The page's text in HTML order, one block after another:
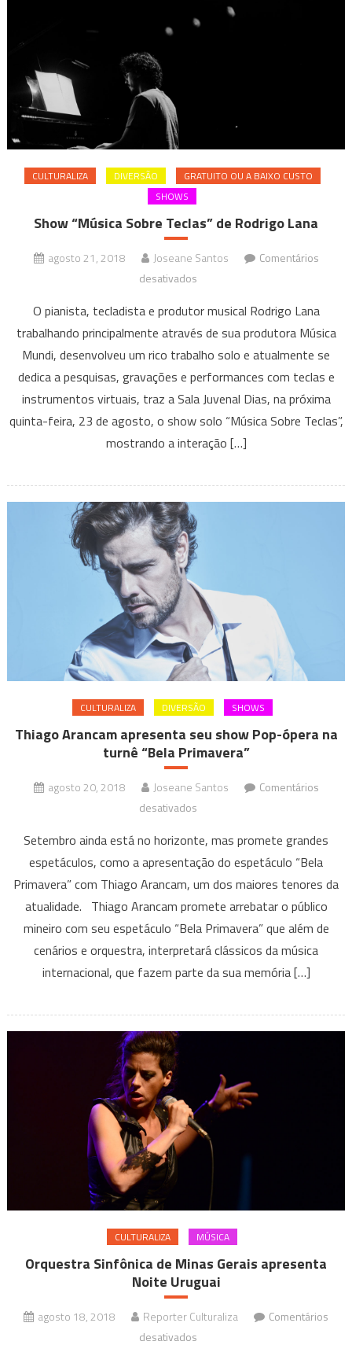
CULTURALIZA DIVERSÃO
GRATUITO OU A BAIXO CUSTO
SHOWS
Show “Música Sobre Teclas” de Rodrigo Lana
agosto 21, 2018 Joseane Santos
Comentários
desativados
“Música
Sobre
Teclas”
de
Rodrigo
Lana
O pianista, tecladista e produtor musical Rodrigo Lana
trabalhando principalmente através de sua produtora Música
Mundi, desenvolveu um rico trabalho solo e atualmente se
dedica a pesquisas, gravações e performances com teclas e
instrumentos virtuais, traz a Sala Juvenal Dias, na próxima
quinta-feira, 23 de agosto, o show solo “Música Sobre Teclas”,
mostrando a interação […]
CULTURALIZA DIVERSÃO SHOWS
Thiago Arancam apresenta seu show Pop-ópera na
turnê “Bela Primavera”
agosto 20, 2018 Joseane Santos
Comentários
desativados
Arancam
apresenta
seu
show
Pop-
ópera
Setembro ainda está no horizonte, mas promete grandes
espetáculos, como a apresentação do espetáculo “Bela
Primavera” com Thiago Arancam, um dos maiores tenores da
atualidade. Thiago Arancam promete arrebatar o público
mineiro com seu espetáculo “Bela Primavera” que além de
cenários e orquestra, interpretará clássicos da música
internacional, que fazem parte da sua memória […]
CULTURALIZA MÚSICA
Orquestra Sinfônica de Minas Gerais apresenta
Noite Uruguai
agosto 18, 2018 Reporter Culturaliza
Comentários
desativados